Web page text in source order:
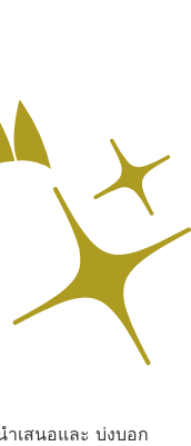
เสนอและ บ่งบอก